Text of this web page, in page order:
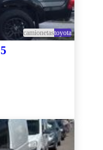
camionetastoyota